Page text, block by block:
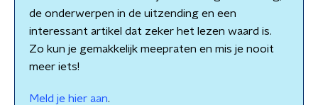
de onderwerpen in de uitzending en een
interessant artikel dat zeker het lezen waard is.
Zo kun je gemakkelijk meepraten en mis je nooit
meer iets!
Meld je hier aan.